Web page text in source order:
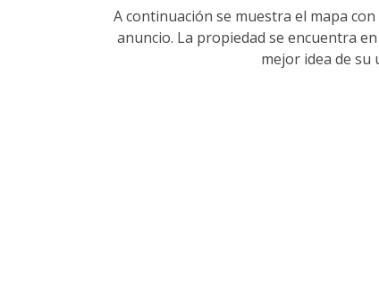
A continuación se muestra el mapa
anuncio. La propiedad se encuentra en
mejor idea de su